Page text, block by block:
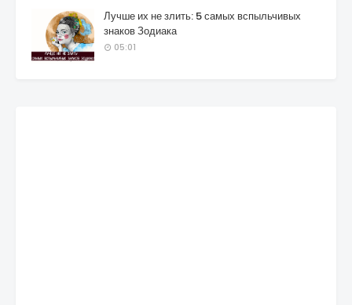
Лучше их не злить: 5 самых вспыльчивых
знаков Зодиака
05:01